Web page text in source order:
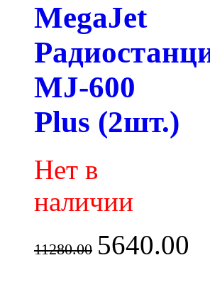
MegaJet
MJ-600
Plus (2шт.)
Нет в
наличии
11280.00 5640.00